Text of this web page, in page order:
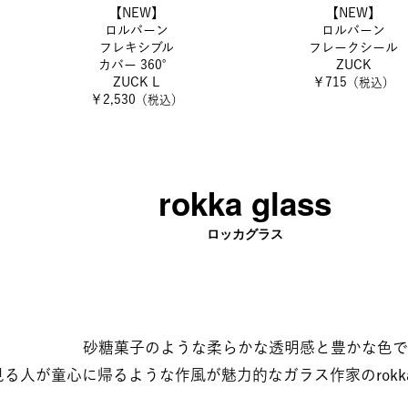
【NEW】
ロルバーン
フレキシブル
カバー 360°
ZUCK L
￥2,530 （税込）
【NEW】
ロルバーン
フレークシール
ZUCK
￥715 （税込）
rokka glass​
ロッカグラス
​​砂糖菓子のような柔らかな透明感と豊かな色で​​
る人が童心に帰るような作風が魅力的なガラス作家の